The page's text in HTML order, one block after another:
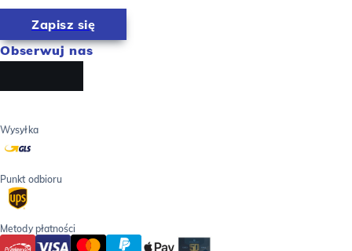
Zapisz się
Obserwuj nas
Wysyłka
Punkt odbioru
Metody płatności